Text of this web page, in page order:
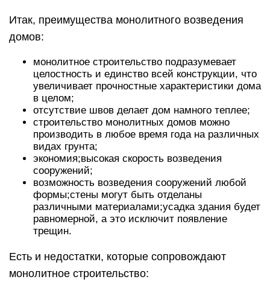
Итак, преимущества монолитного возведения
домов:
монолитное строительство подразумевает
целостность и единство всей конструкции, что
увеличивает прочностные характеристики дома
в целом;
отсутствие швов делает дом намного теплее;
строительство монолитных домов можно
производить в любое время года на различных
видах грунта;
экономия;высокая скорость возведения
сооружений;
возможность возведения сооружений любой
формы;стены могут быть отделаны
различными материалами;усадка здания будет
равномерной, а это исключит появление
трещин.
Есть и недостатки, которые сопровождают
монолитное строительство: